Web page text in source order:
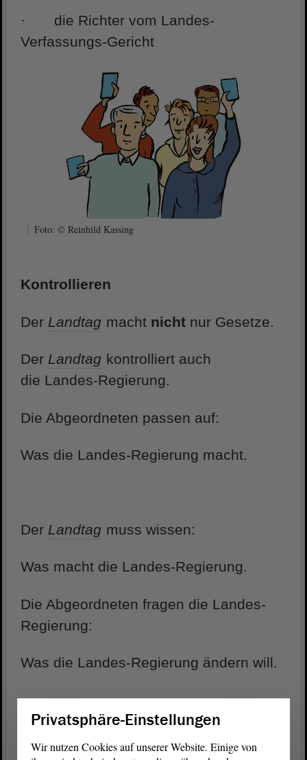
· die Richter vom Landes-
Verfassungs-Gericht
Foto: © Reinhild Kassing
Kontrollieren
Der Landtag macht nicht nur Gesetze.
Der Landtag kontrolliert auch
die Landes-Regierung.
Die Abgeordneten passen auf:
Was die Landes-Regierung macht.
Der Landtag muss wissen:
Was macht die Landes-Regierung.
Die Abgeordneten fragen die Landes-
Regierung:
Was die Landes-Regierung ändern will.
Privatsphäre-Einstellungen
Wir nutzen Cookies auf unserer Website. Einige von